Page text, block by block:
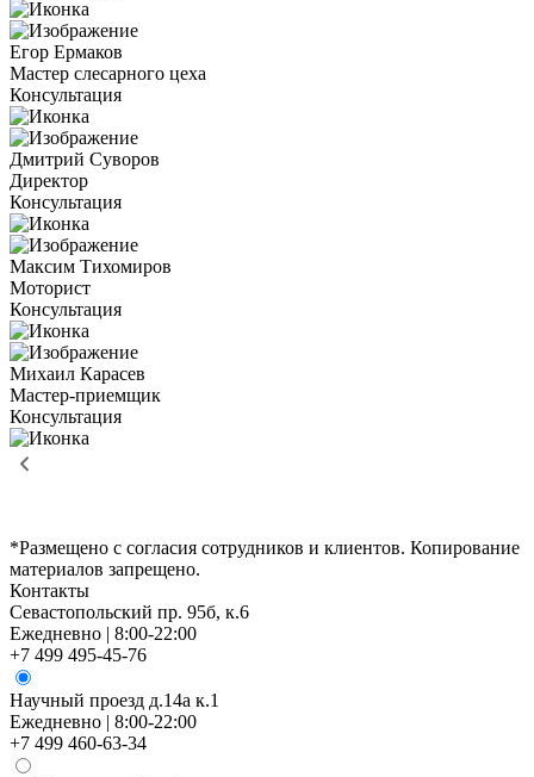
Егор Ермаков
Мастер слесарного цеха
Консультация
Дмитрий Суворов
Директор
Консультация
Максим Тихомиров
Моторист
Консультация
Михаил Карасев
Мастер-приемщик
Консультация
*Размещено с согласия сотрудников и клиентов. Копирование
материалов запрещено.
Контакты
Севастопольский пр. 95б, к.6
Ежедневно | 8:00-22:00
+7 499 495-45-76
Научный проезд д.14а к.1
Ежедневно | 8:00-22:00
+7 499 460-63-34